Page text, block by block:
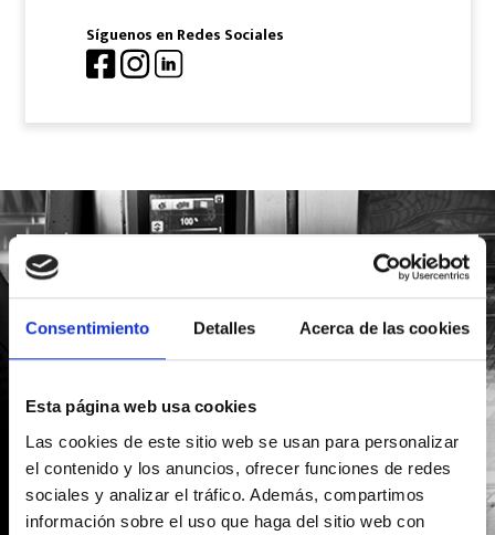
Consentimiento Detalles Acerca de las cookies
Esta página web usa cookies
Las cookies de este sitio web se usan para personalizar
el contenido y los anuncios, ofrecer funciones de redes
sociales y analizar el tráfico. Además, compartimos
información sobre el uso que haga del sitio web con
Síguenos en Redes Sociales
SOLICITA INFORMACIÓN